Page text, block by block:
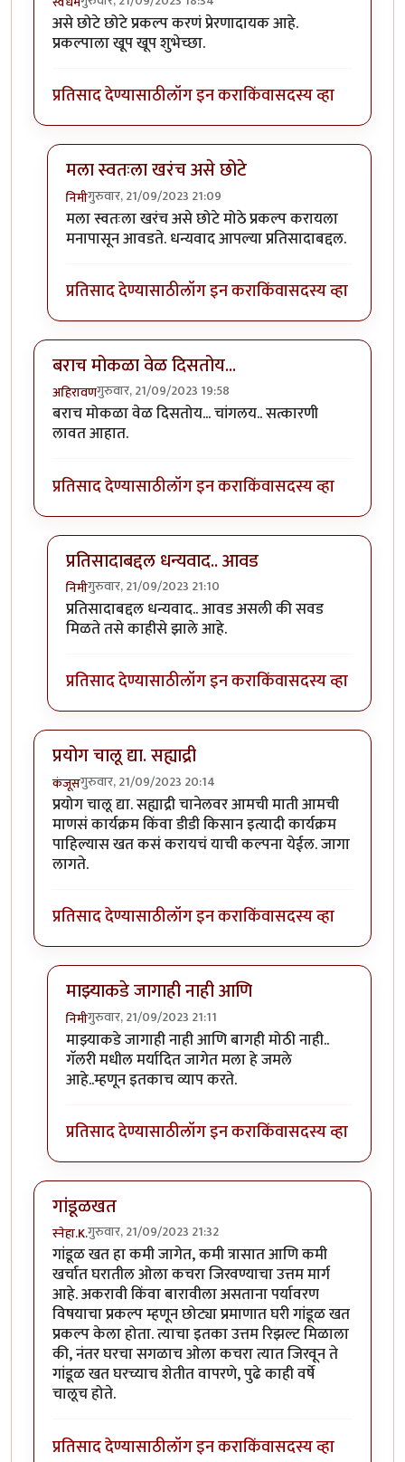
असे छोटे छोटे प्रकल्प करणं प्रेरणादायक आहे.
प्रकल्पाला खूप खूप शुभेच्छा.
प्रतिसाद देण्यासाठीलॉग इन कराकिंवासदस्य व्हा
मला स्वतःला खरंच असे छोटे
निमीगुरुवार, 21/09/2023 21:09
In reply toवा क्या बात हॅbyस्वधर्म
मला स्वतःला खरंच असे छोटे मोठे प्रकल्प करायला
मनापासून आवडते. धन्यवाद आपल्या प्रतिसादाबद्दल.
प्रतिसाद देण्यासाठीलॉग इन कराकिंवासदस्य व्हा
बराच मोकळा वेळ दिसतोय...
अहिरावणगुरुवार, 21/09/2023 19:58
बराच मोकळा वेळ दिसतोय... चांगलय.. सत्कारणी
लावत आहात.
प्रतिसाद देण्यासाठीलॉग इन कराकिंवासदस्य व्हा
प्रतिसादाबद्दल धन्यवाद.. आवड
निमीगुरुवार, 21/09/2023 21:10
In reply toबराच मोकळा वेळ दिसतोय...byअहिरावण
प्रतिसादाबद्दल धन्यवाद.. आवड असली की सवड
मिळते तसे काहीसे झाले आहे.
प्रतिसाद देण्यासाठीलॉग इन कराकिंवासदस्य व्हा
प्रयोग चालू द्या. सह्याद्री
कंजूसगुरुवार, 21/09/2023 20:14
प्रयोग चालू द्या. सह्याद्री चानेलवर आमची माती आमची
माणसं कार्यक्रम किंवा डीडी किसान इत्यादी कार्यक्रम
पाहिल्यास खत कसं करायचं याची कल्पना येईल. जागा
लागते.
प्रतिसाद देण्यासाठीलॉग इन कराकिंवासदस्य व्हा
माझ्याकडे जागाही नाही आणि
निमीगुरुवार, 21/09/2023 21:11
In reply toप्रयोग चालू द्या. सह्याद्रीbyकंजूस
माझ्याकडे जागाही नाही आणि बागही मोठी नाही..
गॅलरी मधील मर्यादित जागेत मला हे जमले
आहे..म्हणून इतकाच व्याप करते.
प्रतिसाद देण्यासाठीलॉग इन कराकिंवासदस्य व्हा
गांडूळखत
स्नेहा.K.गुरुवार, 21/09/2023 21:32
गांडूळ खत हा कमी जागेत, कमी त्रासात आणि कमी
खर्चात घरातील ओला कचरा जिरवण्याचा उत्तम मार्ग
आहे. अकरावी किंवा बारावीला असताना पर्यावरण
विषयाचा प्रकल्प म्हणून छोट्या प्रमाणात घरी गांडूळ खत
प्रकल्प केला होता. त्याचा इतका उत्तम रिझल्ट मिळाला
की, नंतर घरचा सगळाच ओला कचरा त्यात जिरवून ते
गांडूळ खत घरच्याच शेतीत वापरणे, पुढे काही वर्षे
चालूच होते.
प्रतिसाद देण्यासाठीलॉग इन कराकिंवासदस्य व्हा